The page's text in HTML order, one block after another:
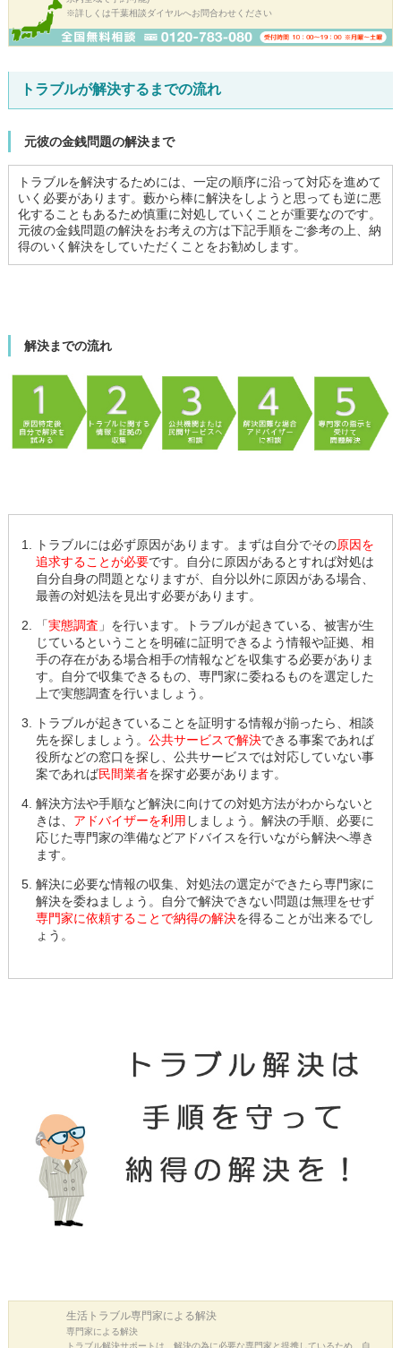
※詳しくは千葉相談ダイヤルへお問合わせください
トラブルが解決するまでの流れ
元彼の金銭問題の解決まで
トラブルを解決するためには、一定の順序に沿って対応を進めて
いく必要があります。藪から棒に解決をしようと思っても逆に悪
化することもあるため慎重に対処していくことが重要なのです。
元彼の金銭問題の解決をお考えの方は下記手順をご参考の上、納
得のいく解決をしていただくことをお勧めします。
解決までの流れ
トラブルには必ず原因があります。まずは自分でその原因を
追求することが必要です。自分に原因があるとすれば対処は
自分自身の問題となりますが、自分以外に原因がある場合、
最善の対処法を見出す必要があります。
「実態調査 」を行います。トラブルが起きている、被害が生
じているということを明確に証明できるよう情報や証拠、相
手の存在がある場合相手の情報などを収集する必要がありま
す。自分で収集できるもの、専門家に委ねるものを選定した
上で実態調査を行いましょう。
トラブルが起きていることを証明する情報が揃ったら、相談
先を探しましょう。 公共サービスで解決できる事案であれば
役所などの窓口を探し、公共サービスでは対応していない事
案であれば民間業者を探す必要があります。
解決方法や手順など解決に向けての対処方法がわからないと
きは、 アドバイザーを利用 しましょう。解決の手順、必要に
応じた専門家の準備などアドバイスを行いながら解決へ導き
ます。
解決に必要な情報の収集、対処法の選定ができたら専門家に
解決を委ねましょう。自分で解決できない問題は無理をせず
専門家に依頼することで納得の解決を得ることが出来るでし
ょう。
生活トラブル専門家による解決
専門家による解決